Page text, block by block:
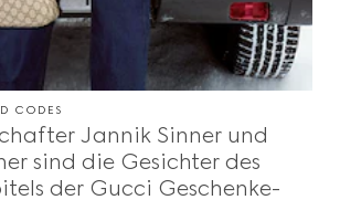
CODES
Jannik Sinner und
sind die Gesichter des
der Gucci Geschenke-